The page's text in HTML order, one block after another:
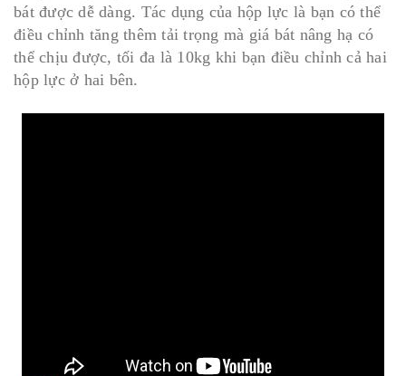
bát được dễ dàng. Tác dụng của hộp lực là bạn có thể
điều chỉnh tăng thêm tải trọng mà giá bát nâng hạ có
thể chịu được, tối đa là 10kg khi bạn điều chỉnh cả hai
hộp lực ở hai bên.